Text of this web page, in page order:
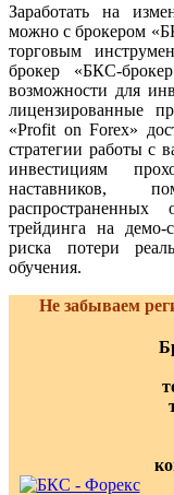
Заработать на
можно с брокером
торговым
брокер «БКС-
возможности для
лицензированные
«Profit on Forex»
стратегии работы с
инвестициям
наставников,
трейдинга на демо-
риска потери
обучения.
Не забываем